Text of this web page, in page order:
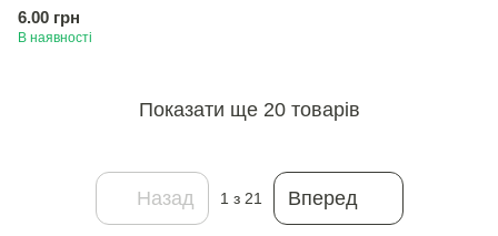
6.00 грн
В наявності
Показати ще 20 товарів
Назад 1 з 21 Вперед